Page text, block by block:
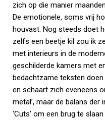
zich op die manier
De emotionele, soms vrij
houvast. Nog steeds doet
zelfs een beetje kil zou ik
met interieurs in de
geschilderde kamers met
bedachtzame teksten
en schaart zich eveneens
metal’, maar de balans
‘Cuts’ om een brug te